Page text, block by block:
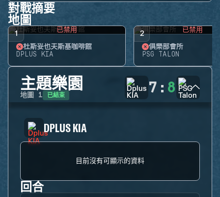
對戰摘要
地圖
1 已禁用
杜斯妥也夫斯基咖啡館
DPLUS KIA
2 已禁用
俱樂部會所
PSG TALON
主題樂園
地圖 1 已結束 7 : 8
DPLUS KIA
目前沒有可顯示的資料
回合